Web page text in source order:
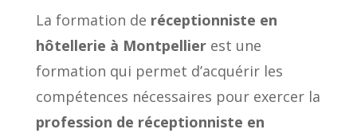
La formation de réceptionniste en
hôtellerie à Montpellierest une
formation qui permet d’acquérir les
compétences nécessaires pour exercer la
profession de réceptionniste en